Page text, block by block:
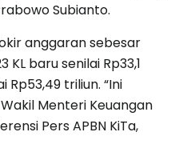
Subianto.
anggaran sebesar
KL baru senilai Rp33,1
Rp53,49 triliun. “Ini
Menteri Keuangan
Pers APBN KiTa,